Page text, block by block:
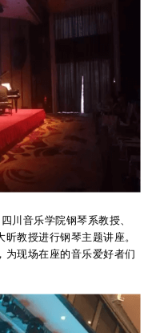
音乐学院钢琴系教授、
教授进行钢琴主题讲座。
为现场在座的音乐爱好者们